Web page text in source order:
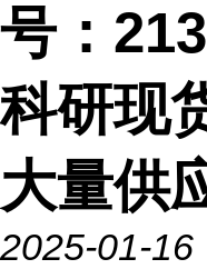
号：
科研现
大量供
2025-01-16